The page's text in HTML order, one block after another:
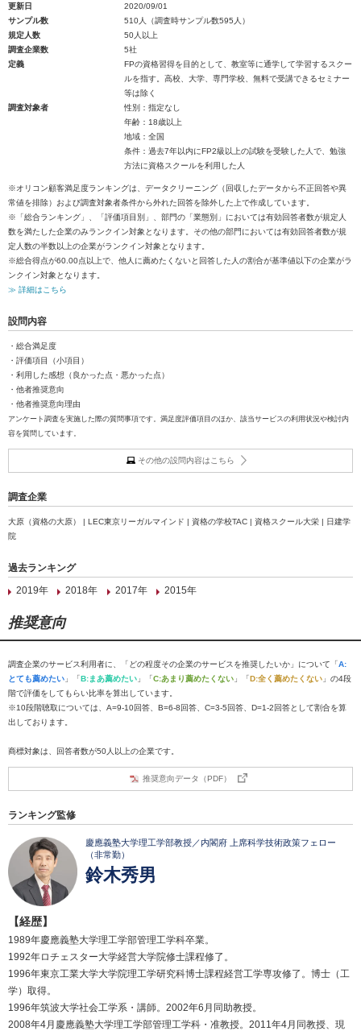
更新日
2020/09/01
サンプル数
510人（調査時サンプル数595人）
規定人数
50人以上
調査企業数
5社
定義
FPの資格習得を目的として、教室等に通学して学習するスクー
ルを指す。高校、大学、専門学校、無料で受講できるセミナー
等は除く
調査対象者
性別：指定なし
年齢：18歳以上
地域：全国
条件：過去7年以内にFP2級以上の試験を受験した人で、勉強
方法に資格スクールを利用した人
※オリコン顧客満足度ランキングは、データクリーニング（回収したデータから不正回答や異
常値を排除）および調査対象者条件から外れた回答を除外した上で作成しています。
※「総合ランキング」、「評価項目別」、部門の「業態別」においては有効回答者数が規定人
数を満たした企業のみランクイン対象となります。その他の部門においては有効回答者数が規
定人数の半数以上の企業がランクイン対象となります。
※総合得点が60.00点以上で、他人に薦めたくないと回答した人の割合が基準値以下の企業がラ
ンクイン対象となります。
≫ 詳細はこちら
設問内容
・総合満足度
・評価項目（小項目）
・利用した感想（良かった点・悪かった点）
・他者推奨意向
・他者推奨意向理由
アンケート調査を実施した際の質問事項です。満足度評価項目のほか、該当サービスの利用状況や検討内
容を質問しています。
その他の設問内容はこちら
調査企業
大原（資格の大原） | LEC東京リーガルマインド | 資格の学校TAC | 資格スクール大栄 | 日建学
院
過去ランキング
2019年
2018年 2017年 2015年
推奨意向
調査企業のサービス利用者に、「どの程度その企業のサービスを推奨したいか」について「A:
とても薦めたい 」「B:まあ薦めたい 」「C:あまり薦めたくない 」「D:全く薦めたくない 」の4段
階で評価をしてもらい比率を算出しています。
※10段階聴取については、A=9-10回答、B=6-8回答、C=3-5回答、D=1-2回答として割合を算
出しております。
商標対象は、回答者数が50人以上の企業です。
推奨意向データ（PDF）
ランキング監修
慶應義塾大学理工学部教授／内閣府 上席科学技術政策フェロー
（非常勤）
鈴木秀男
【経歴】
1989年慶應義塾大学理工学部管理工学科卒業。
1992年ロチェスター大学経営大学院修士課程修了。
1996年東京工業大学大学院理工学研究科博士課程経営工学専攻修了。博士（工
学）取得。
1996年筑波大学社会工学系・講師。2002年6月同助教授。
2008年4月慶應義塾大学理工学部管理工学科・准教授。2011年4月同教授、現